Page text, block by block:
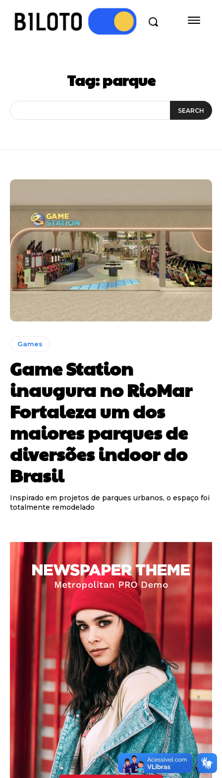
Tag:parque
SEARCH
Games
Game Station
inaugura no RioMar
Fortaleza um dos
maiores parques de
diversões indoor do
Brasil
Inspirado em projetos de parques urbanos, o espaço foi
totalmente remodelado